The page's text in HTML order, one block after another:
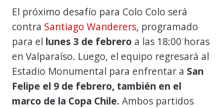
El próximo desafío para Colo Colo será
contra Santiago Wanderers, programado
para el lunes 3 de febrero a las 18:00 horas
en Valparaíso. Luego, el equipo regresará al
Estadio Monumental para enfrentar a San
Felipe el 9 de febrero, también en el
marco de la Copa Chile. Ambos partidos